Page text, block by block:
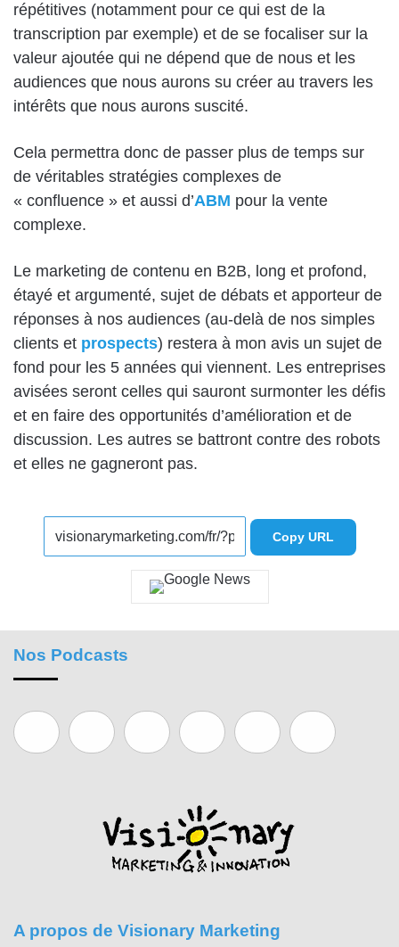
répétitives (notamment pour ce qui est de la
transcription par exemple) et de se focaliser sur la
valeur ajoutée qui ne dépend que de nous et les
audiences que nous aurons su créer au travers les
intérêts que nous aurons suscité.
Cela permettra donc de passer plus de temps sur
de véritables stratégies complexes de
« confluence » et aussi d’ABM pour la vente
complexe.
Le marketing de contenu en B2B, long et profond,
étayé et argumenté, sujet de débats et apporteur de
réponses à nos audiences (au-delà de nos simples
clients et prospects) restera à mon avis un sujet de
fond pour les 5 années qui viennent. Les entreprises
avisées seront celles qui sauront surmonter les défis
et en faire des opportunités d’amélioration et de
discussion. Les autres se battront contre des robots
et elles ne gagneront pas.
Copy URL
Nos Podcasts
A propos de Visionary Marketing